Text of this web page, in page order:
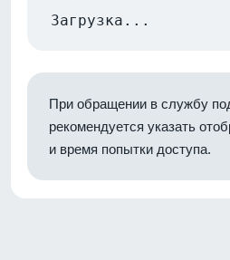
Загрузка...
При обращении в службу
рекомендуется указать
и время попытки доступа.